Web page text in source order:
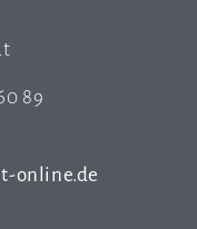
89
online.de